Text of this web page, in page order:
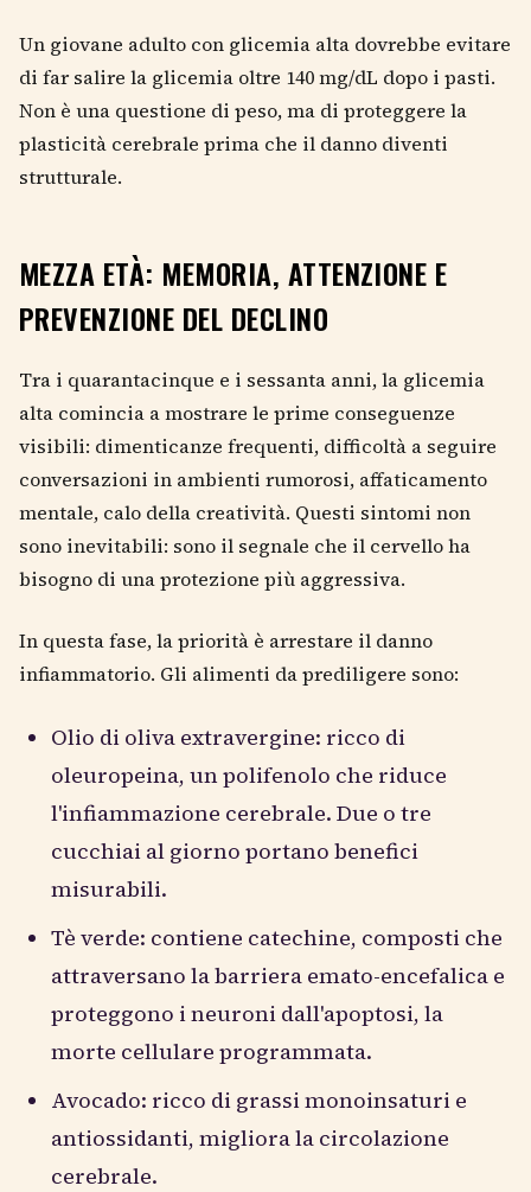
Un giovane adulto con glicemia alta dovrebbe evitare
di far salire la glicemia oltre 140 mg/dL dopo i pasti.
Non è una questione di peso, ma di proteggere la
plasticità cerebrale prima che il danno diventi
strutturale.
MEZZA ETÀ: MEMORIA, ATTENZIONE E
PREVENZIONE DEL DECLINO
Tra i quarantacinque e i sessanta anni, la glicemia
alta comincia a mostrare le prime conseguenze
visibili: dimenticanze frequenti, difficoltà a seguire
conversazioni in ambienti rumorosi, affaticamento
mentale, calo della creatività. Questi sintomi non
sono inevitabili: sono il segnale che il cervello ha
bisogno di una protezione più aggressiva.
In questa fase, la priorità è arrestare il danno
infiammatorio. Gli alimenti da prediligere sono:
Olio di oliva extravergine: ricco di
oleuropeina, un polifenolo che riduce
l'infiammazione cerebrale. Due o tre
cucchiai al giorno portano benefici
misurabili.
Tè verde: contiene catechine, composti che
attraversano la barriera emato-encefalica e
proteggono i neuroni dall'apoptosi, la
morte cellulare programmata.
Avocado: ricco di grassi monoinsaturi e
antiossidanti, migliora la circolazione
cerebrale.